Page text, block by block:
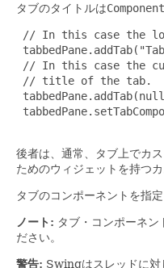
タブのタイトルはComponent
// In this case the
// In this case the
// title of the tab.
後者は、通常、タブ上でカ
ためのウィジェットを持つ
タブのコンポーネントを指定
ノート: タブ・コンポーネ
ださい。
警告: Swingはスレッドに対